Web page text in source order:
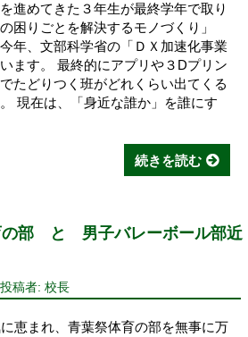
進めてきた３年生が最終学年で取り
困りごとを解決するモノづくり」
年、文部科学省の「ＤＸ加速化事業
ます。 最終的にアプリや３Dプリン
たどりつく班がどれくらい出てくる
現在は、「身近な誰か」を誰にす
続きを読む
部 と 男子バレーボール部近
投稿者: 校長
恵まれ、青葉祭体育の部を無事に万